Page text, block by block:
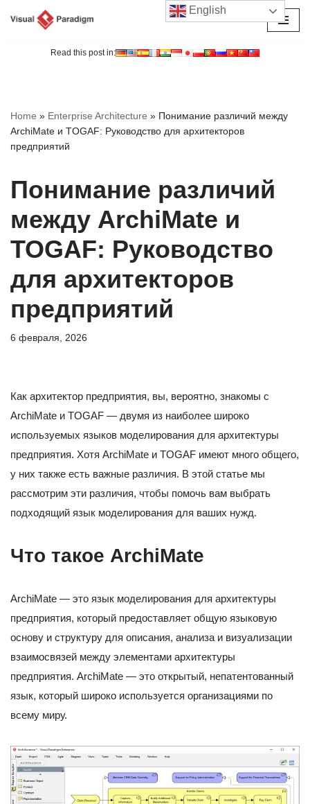
Read this post in:
Home » Enterprise Architecture » Понимание различий между
ArchiMate и TOGAF: Руководство для архитекторов
предприятий
Понимание различий
между ArchiMate и
TOGAF: Руководство
для архитекторов
предприятий
6 февраля, 2026
Как архитектор предприятия, вы, вероятно, знакомы с
ArchiMate и TOGAF — двумя из наиболее широко
используемых языков моделирования для архитектуры
предприятия. Хотя ArchiMate и TOGAF имеют много общего,
у них также есть важные различия. В этой статье мы
рассмотрим эти различия, чтобы помочь вам выбрать
подходящий язык моделирования для ваших нужд.
Что такое ArchiMate
ArchiMate — это язык моделирования для архитектуры
предприятия, который предоставляет общую языковую
основу и структуру для описания, анализа и визуализации
взаимосвязей между элементами архитектуры
предприятия. ArchiMate — это открытый, непатентованный
язык, который широко используется организациями по
всему миру.
English